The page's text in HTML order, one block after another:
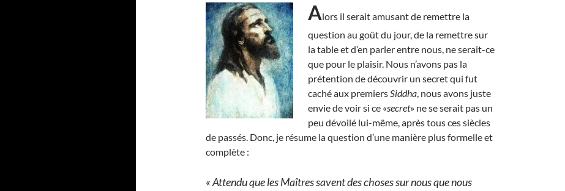
Alors il serait amusant de remettre la
question au goût du jour, de la remettre sur
la table et d’en parler entre nous, ne serait-ce
que pour le plaisir. Nous n’avons pas la
prétention de découvrir un secret qui fut
caché aux premiersSiddha, nous avons juste
envie de voir si ce «secret» ne se serait pas un
peu dévoilé lui-même, après tous ces siècles
de passés. Donc, je résume la question d’une manière plus formelle et
complète :
« Attendu que les Maîtres savent des choses sur nous que nous